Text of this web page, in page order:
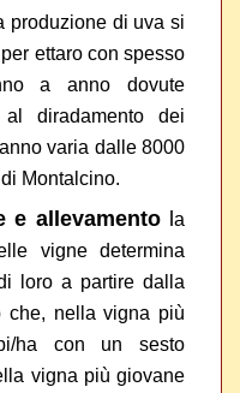
produzione di uva si
ettaro con spesso
a anno dovute
diradamento dei
varia dalle 8000
Montalcino.
e allevamentola
vigne determina
loro a partire dalla
che, nella vigna più
ha con un sesto
vigna più giovane